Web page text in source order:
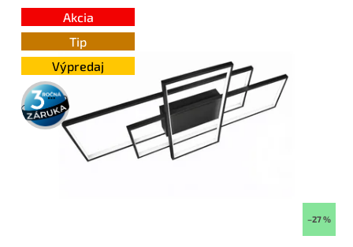
Abecedne
Akcia
Tip
Výpredaj
3 roky
záruka
–27 %